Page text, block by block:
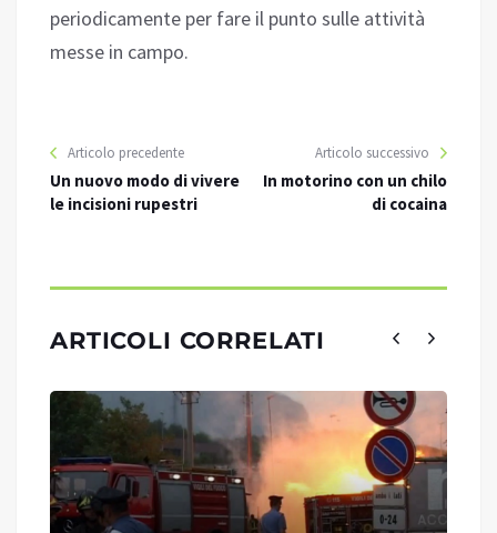
periodicamente per fare il punto sulle attività
messe in campo.
Articolo precedente
Un nuovo modo di vivere
le incisioni rupestri
Articolo successivo
In motorino con un chilo
di cocaina
ARTICOLI CORRELATI